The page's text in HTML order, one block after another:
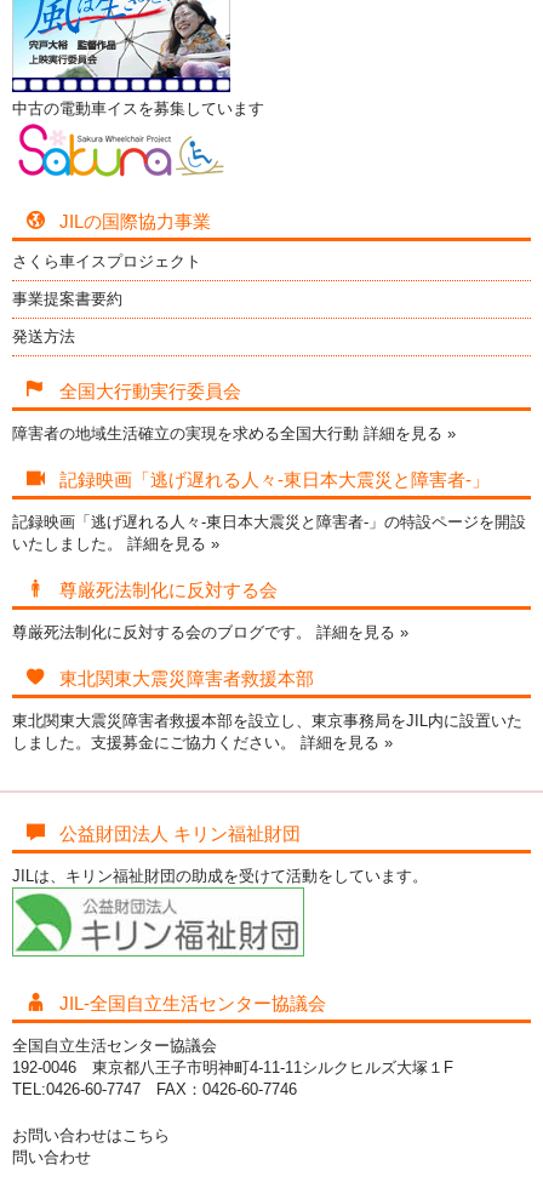
中古の電動車イスを募集しています
JILの国際協力事業
さくら車イスプロジェクト
事業提案書要約
発送方法
全国大行動実行委員会
障害者の地域生活確立の実現を求める全国大行動 詳細を見る »
記録映画「逃げ遅れる人々-東日本大震災と障害者-」
記録映画「逃げ遅れる人々-東日本大震災と障害者-」の特設ページを開設
いたしました。 詳細を見る »
尊厳死法制化に反対する会
尊厳死法制化に反対する会のブログです。 詳細を見る »
東北関東大震災障害者救援本部
東北関東大震災障害者救援本部を設立し、東京事務局をJIL内に設置いた
しました。支援募金にご協力ください。 詳細を見る »
公益財団法人 キリン福祉財団
JILは、キリン福祉財団の助成を受けて活動をしています。
JIL-全国自立生活センター協議会
全国自立生活センター協議会
192-0046 東京都八王子市明神町4-11-11シルクヒルズ大塚１F
TEL:0426-60-7747 FAX：0426-60-7746
お問い合わせはこちら
問い合わせ